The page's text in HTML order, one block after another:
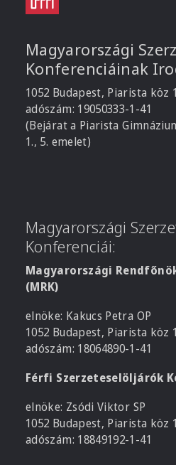
Magyarországi
Konferenciáinak
1052 Budapest, Piarista köz
adószám: 19050333-1-41
(Bejárat a Piarista
1., 5. emelet)
Magyarországi
Konferenciái:
Magyarországi
(MRK)
elnöke: Kakucs Petra OP
1052 Budapest, Piarista köz
adószám: 18064890-1-41
Férfi Szerzeteselöljárók
elnöke: Zsódi Viktor SP
1052 Budapest, Piarista köz
adószám: 18849192-1-41